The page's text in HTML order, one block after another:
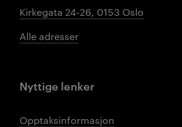
Kirkegata 24-26, 0153 Oslo
Alle adresser
Nyttige lenker
Opptaksinformasjon